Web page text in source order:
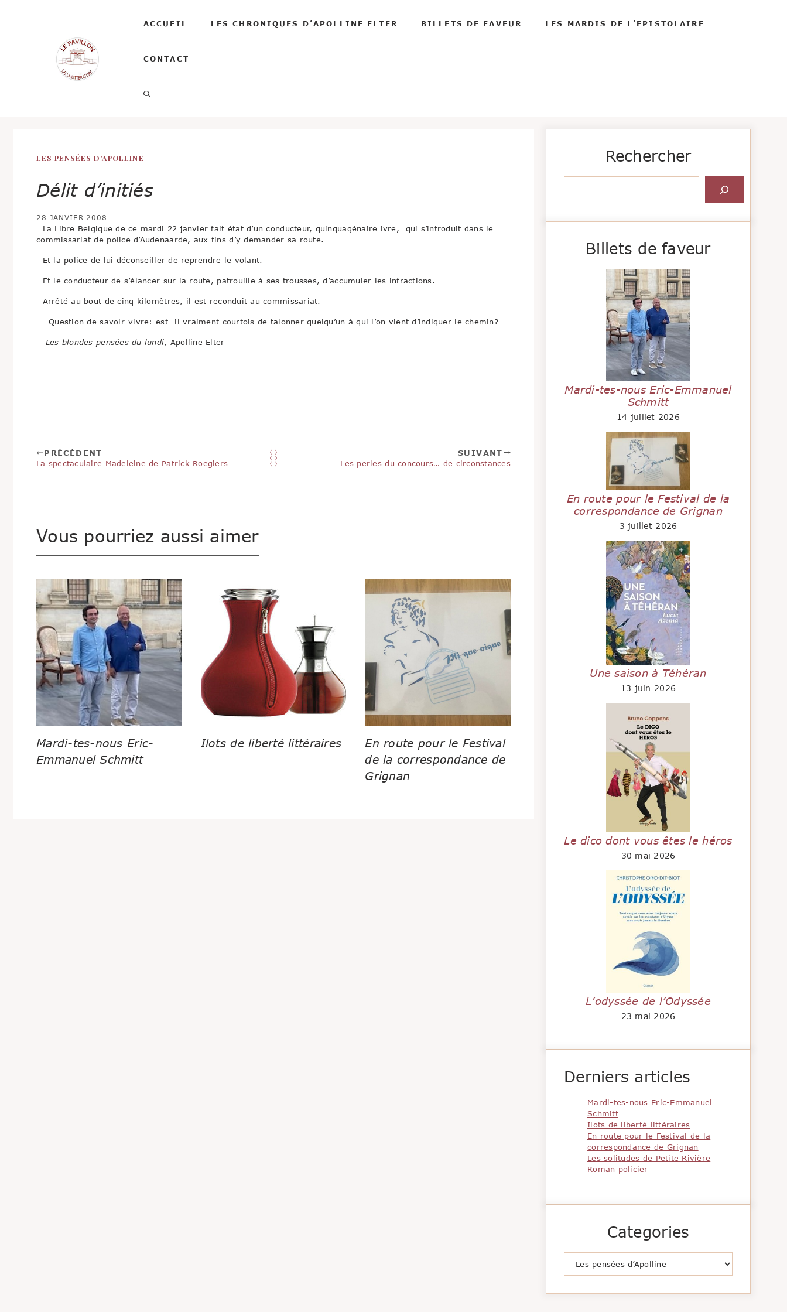
ACCUEIL LES CHRONIQUES D’APOLLINE ELTER BILLETS DE FAVEUR LES MARDIS DE L’EPISTOLAIRE
CONTACT
LES PENSÉES D'APOLLINE
Délit d’initiés
28 JANVIER 2008
La Libre Belgique de ce mardi 22 janvier fait état d’un conducteur, quinquagénaire ivre, qui s’introduit dans le
commissariat de police d’Audenaarde, aux fins d’y demander sa route.
Et la police de lui déconseiller de reprendre le volant.
Et le conducteur de s’élancer sur la route, patrouille à ses trousses, d’accumuler les infractions.
Arrêté au bout de cinq kilomètres, il est reconduit au commissariat.
Question de savoir-vivre: est -il vraiment courtois de talonner quelqu’un à qui l’on vient d’indiquer le chemin?
Les blondes pensées du lundi, Apolline Elter
PRÉCÉDENT
La spectaculaire Madeleine de Patrick Roegiers
SUIVANT
Les perles du concours… de circonstances
Vous pourriez aussi aimer
Mardi-tes-nous Eric-
Emmanuel Schmitt
Ilots de liberté littéraires
En route pour le Festival
de la correspondance de
Grignan
Rechercher
Billets de faveur
Mardi-tes-nous Eric-Emmanuel
Schmitt
14 juillet 2026
En route pour le Festival de la
correspondance de Grignan
3 juillet 2026
Une saison à Téhéran
13 juin 2026
Le dico dont vous êtes le héros
30 mai 2026
L’odyssée de l’Odyssée
23 mai 2026
Derniers articles
Mardi-tes-nous Eric-Emmanuel
Schmitt
Ilots de liberté littéraires
En route pour le Festival de la
correspondance de Grignan
Les solitudes de Petite Rivière
Roman policier
Categories